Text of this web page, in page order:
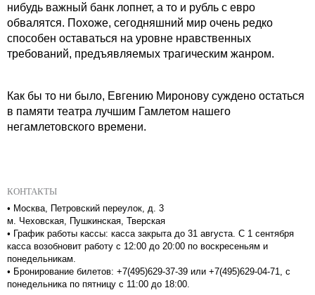
нибудь важный банк лопнет, а то и рубль с евро
обвалятся. Похоже, сегодняшний мир очень редко
способен оставаться на уровне нравственных
требований, предъявляемых трагическим жанром.
Как бы то ни было, Евгению Миронову суждено остаться
в памяти театра лучшим Гамлетом нашего
негамлетовского времени.
КОНТАКТЫ
• Москва, Петровский переулок, д. 3
м. Чеховская, Пушкинская, Тверская
• График работы кассы: касса закрыта до 31 августа. С 1 сентября
касса возобновит работу с 12:00 до 20:00 по воскресеньям и
понедельникам.
• Бронирование билетов: +7(495)629-37-39 или +7(495)629-04-71, с
понедельника по пятницу с 11:00 до 18:00.